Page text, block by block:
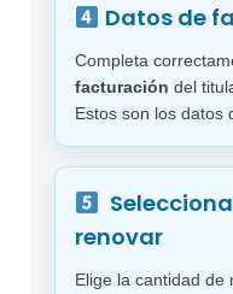
Datos de
Completa
facturación del
Estos son los datos
renovar
Elige la cantidad de